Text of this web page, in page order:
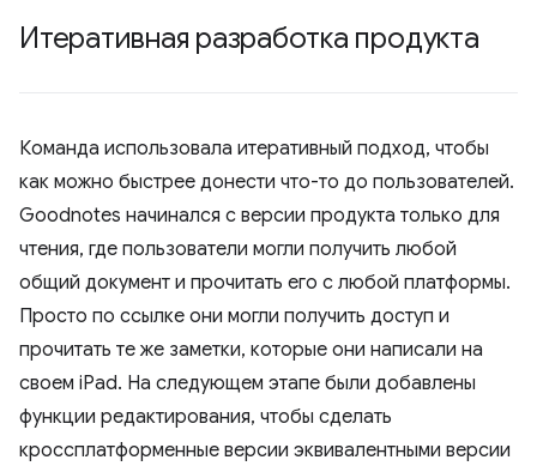
Итеративная разработка продукта
Команда использовала итеративный подход, чтобы
как можно быстрее донести что-то до пользователей.
Goodnotes начинался с версии продукта только для
чтения, где пользователи могли получить любой
общий документ и прочитать его с любой платформы.
Просто по ссылке они могли получить доступ и
прочитать те же заметки, которые они написали на
своем iPad. На следующем этапе были добавлены
функции редактирования, чтобы сделать
кроссплатформенные версии эквивалентными версии